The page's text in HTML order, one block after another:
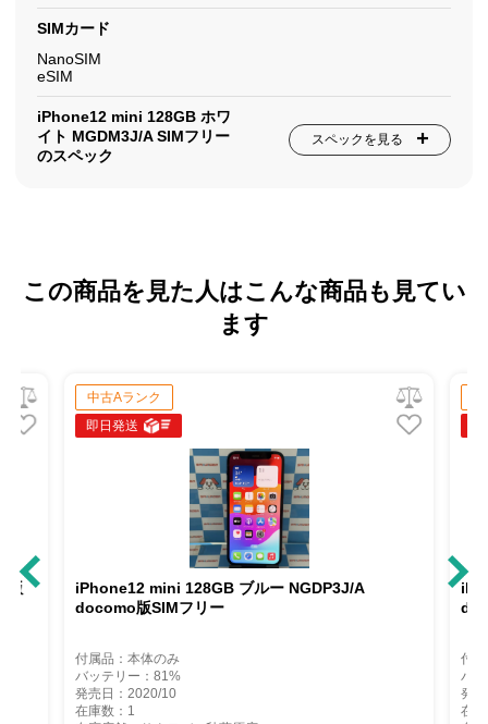
SIMカード
NanoSIM
eSIM
iPhone12 mini 128GB ホワ
イト MGDM3J/A SIMフリー
のスペック
スペックを見る
この商品を見た人はこんな商品も見てい
ます
版
中古Aランク
即日発送
iPhone12 mini 128GB ブルー NGDP3J/A
docomo版SIMフリー
付属品：本体のみ
バッテリー：81%
発売日：2020/10
在庫数：1
付
バ
発
在